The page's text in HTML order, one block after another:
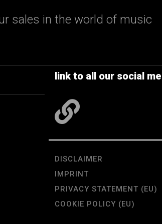
sales in the world of music
link to all our social
DISCLAIMER
IMPRINT
PRIVACY STATEMENT (EU)
COOKIE POLICY (EU)